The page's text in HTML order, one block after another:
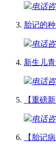
电话
胎记的
电话
新生儿
电话
【重磅
电话
【胎记